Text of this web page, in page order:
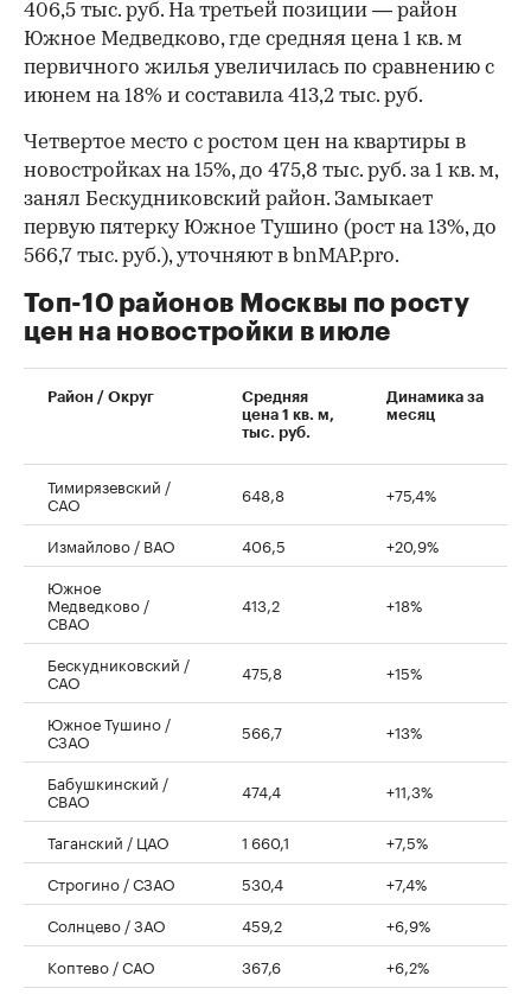
406,5 тыс. руб. На третьей позиции — район
Южное Медведково, где средняя цена 1 кв. м
первичного жилья увеличилась по сравнению с
июнем на 18% и составила 413,2 тыс. руб.
00:00 / 00:00
Четвертое место с ростом цен на квартиры в
новостройках на 15%, до 475,8 тыс. руб. за 1 кв. м,
занял Бескудниковский район. Замыкает
первую пятерку Южное Тушино (рост на 13%, до
566,7 тыс. руб.), уточняют в bnMAP.pro.
Топ-10 районов Москвы по росту
цен на новостройки в июле
Район / Округ
Средняя
цена 1 кв. м,
тыс. руб.
Динамика за
месяц
Тимирязевский /
САО 648,8 +75,4%
Измайлово / ВАО 406,5
+20,9%
Южное
Медведково /
СВАО
413,2 +18%
Бескудниковский /
САО 475,8 +15%
Южное Тушино /
СЗАО 566,7 +13%
Бабушкинский /
СВАО 474,4 +11,3%
Таганский / ЦАО 1 660,1
+7,5%
Строгино / СЗАО
530,4
+7,4%
Солнцево / ЗАО
459,2
+6,9%
Коптево / САО
367,6 +6,2%